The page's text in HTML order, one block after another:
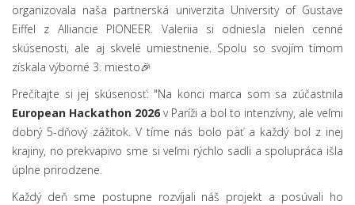
organizovala naša partnerská univerzita University of Gustave
Eiffel z Alliancie PIONEER. Valeriia si odniesla nielen cenné
skúsenosti, ale aj skvelé umiestnenie. Spolu so svojím tímom
získala výborné 3. miesto🎉
Prečítajte si jej skúsenosť: "Na konci marca som sa zúčastnila
European Hackathon 2026 v Paríži a bol to intenzívny, ale veľmi
dobrý 5-dňový zážitok. V tíme nás bolo päť a každý bol z inej
krajiny, no prekvapivo sme si veľmi rýchlo sadli a spolupráca išla
úplne prirodzene.
Každý deň sme postupne rozvíjali náš projekt a posúvali ho